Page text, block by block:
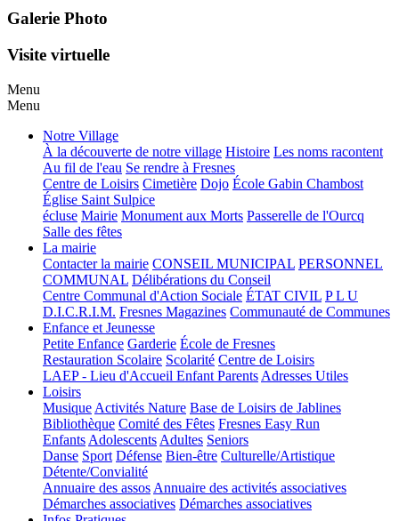
Galerie Photo
Visite virtuelle
Menu
Menu
Notre Village
À la découverte de notre village Histoire Les noms racontent
Au fil de l'eau Se rendre à Fresnes
Centre de Loisirs Cimetière Dojo École Gabin Chambost
Église Saint Sulpice
écluse Mairie Monument aux Morts Passerelle de l'Ourcq
Salle des fêtes
La mairie
Contacter la mairie CONSEIL MUNICIPAL PERSONNEL
COMMUNAL Délibérations du Conseil
Centre Communal d'Action Sociale ÉTAT CIVIL P L U
D.I.C.R.I.M. Fresnes Magazines Communauté de Communes
Enfance et Jeunesse
Petite Enfance Garderie École de Fresnes
Restauration Scolaire Scolarité Centre de Loisirs
LAEP - Lieu d'Accueil Enfant Parents Adresses Utiles
Loisirs
Musique Activités Nature Base de Loisirs de Jablines
Bibliothèque Comité des Fêtes Fresnes Easy Run
Enfants Adolescents Adultes Seniors
Danse Sport Défense Bien-être Culturelle/Artistique
Détente/Convialité
Annuaire des assos Annuaire des activités associatives
Démarches associatives Démarches associatives